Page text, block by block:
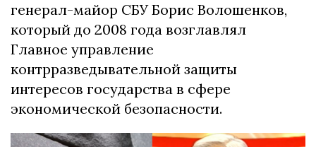
генерал-майор СБУ Борис Волошенков,
который до 2008 года возглавлял
Главное управление
контрразведывательной защиты
интересов государства в сфере
экономической безопасности.